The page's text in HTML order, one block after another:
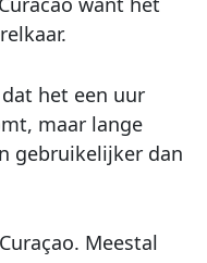
het een uur
maar lange
gebruikelijker dan
Meestal